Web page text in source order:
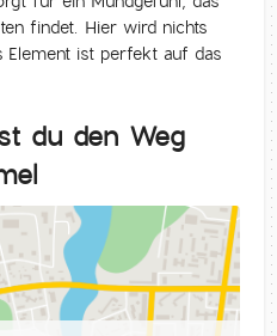
findet. Hier wird nichts
Element ist perfekt auf das
du den Weg